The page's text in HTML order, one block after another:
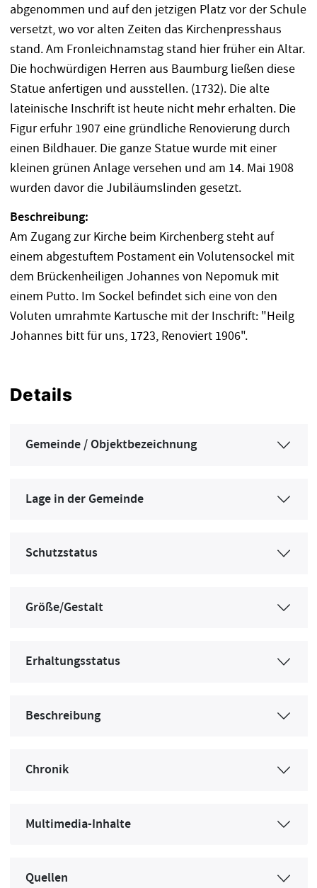
abgenommen und auf den jetzigen Platz vor der Schule
versetzt, wo vor alten Zeiten das Kirchenpresshaus
stand. Am Fronleichnamstag stand hier früher ein Altar.
Die hochwürdigen Herren aus Baumburg ließen diese
Statue anfertigen und ausstellen. (1732). Die alte
lateinische Inschrift ist heute nicht mehr erhalten. Die
Figur erfuhr 1907 eine gründliche Renovierung durch
einen Bildhauer. Die ganze Statue wurde mit einer
kleinen grünen Anlage versehen und am 14. Mai 1908
wurden davor die Jubiläumslinden gesetzt.
Beschreibung:
Am Zugang zur Kirche beim Kirchenberg steht auf
einem abgestuftem Postament ein Volutensockel mit
dem Brückenheiligen Johannes von Nepomuk mit
einem Putto. Im Sockel befindet sich eine von den
Voluten umrahmte Kartusche mit der Inschrift: "Heilg
Johannes bitt für uns, 1723, Renoviert 1906".
Details
Gemeinde / Objektbezeichnung
Lage in der Gemeinde
Schutzstatus
Größe/Gestalt
Erhaltungsstatus
Beschreibung
Chronik
Multimedia-Inhalte
Quellen